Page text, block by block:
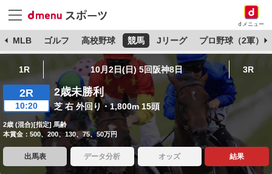
dメニュー
MLB ゴルフ 高校野球 競馬 Jリーグ プロ野球（2軍）
1R 10月2日(日) 5回阪神8日 3R
2R
10:20
2歳未勝利
芝 右 外回り・1,800m 15頭
2歳 (混合)[指定] 馬齢
本賞金：500、200、130、75、50万円
出馬表 データ分析 オッズ 結果